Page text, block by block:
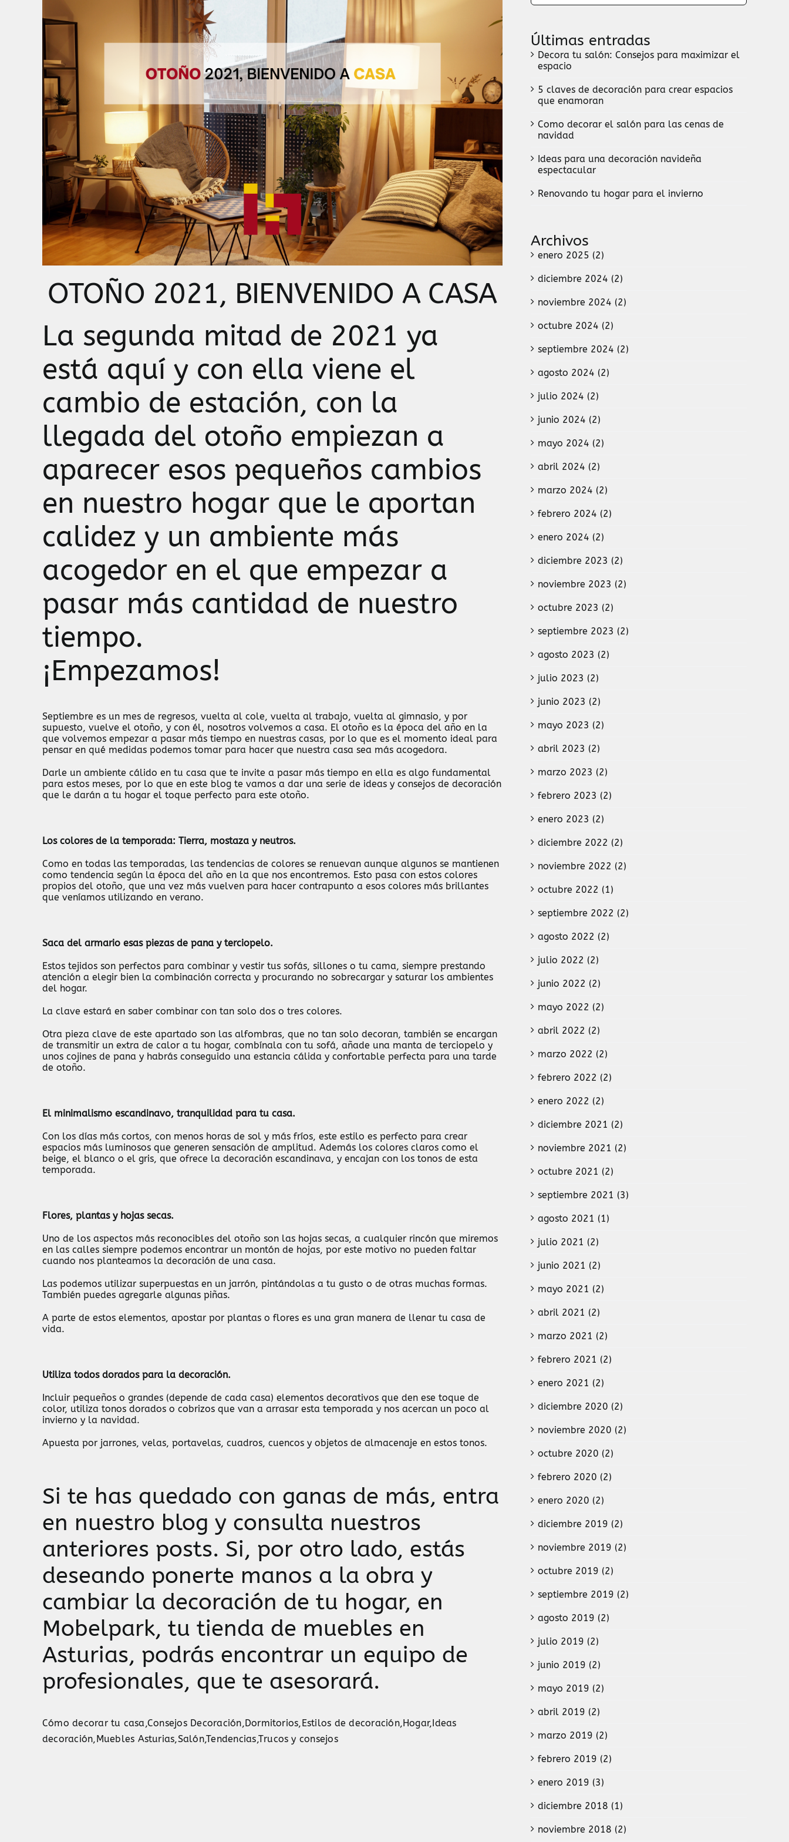
OTOÑO 2021, BIENVENIDO A CASA
La segunda mitad de 2021 ya
está aquí y con ella viene el
cambio de estación, con la
llegada del otoño empiezan a
aparecer esos pequeños cambios
en nuestro hogar que le aportan
calidez y un ambiente más
acogedor en el que empezar a
pasar más cantidad de nuestro
tiempo.
¡Empezamos!
Septiembre es un mes de regresos, vuelta al cole, vuelta al trabajo, vuelta al gimnasio, y por
supuesto, vuelve el otoño, y con él, nosotros volvemos a casa. El otoño es la época del año en la
que volvemos empezar a pasar más tiempo en nuestras casas, por lo que es el momento ideal para
pensar en qué medidas podemos tomar para hacer que nuestra casa sea más acogedora.
Darle un ambiente cálido en tu casa que te invite a pasar más tiempo en ella es algo fundamental
para estos meses, por lo que en este blog te vamos a dar una serie de ideas y consejos de decoración
que le darán a tu hogar el toque perfecto para este otoño.
Los colores de la temporada: Tierra, mostaza y neutros.
Como en todas las temporadas, las tendencias de colores se renuevan aunque algunos se mantienen
como tendencia según la época del año en la que nos encontremos. Esto pasa con estos colores
propios del otoño, que una vez más vuelven para hacer contrapunto a esos colores más brillantes
que veníamos utilizando en verano.
Saca del armario esas piezas de pana y terciopelo.
Estos tejidos son perfectos para combinar y vestir tus sofás, sillones o tu cama, siempre prestando
atención a elegir bien la combinación correcta y procurando no sobrecargar y saturar los ambientes
del hogar.
La clave estará en saber combinar con tan solo dos o tres colores.
Otra pieza clave de este apartado son las alfombras, que no tan solo decoran, también se encargan
de transmitir un extra de calor a tu hogar, combínala con tu sofá, añade una manta de terciopelo y
unos cojines de pana y habrás conseguido una estancia cálida y confortable perfecta para una tarde
de otoño.
El minimalismo escandinavo, tranquilidad para tu casa.
Con los días más cortos, con menos horas de sol y más fríos, este estilo es perfecto para crear
espacios más luminosos que generen sensación de amplitud. Además los colores claros como el
beige, el blanco o el gris, que ofrece la decoración escandinava, y encajan con los tonos de esta
temporada.
Flores, plantas y hojas secas.
Uno de los aspectos más reconocibles del otoño son las hojas secas, a cualquier rincón que miremos
en las calles siempre podemos encontrar un montón de hojas, por este motivo no pueden faltar
cuando nos planteamos la decoración de una casa.
Las podemos utilizar superpuestas en un jarrón, pintándolas a tu gusto o de otras muchas formas.
También puedes agregarle algunas piñas.
A parte de estos elementos, apostar por plantas o flores es una gran manera de llenar tu casa de
vida.
Utiliza todos dorados para la decoración.
Incluir pequeños o grandes (depende de cada casa) elementos decorativos que den ese toque de
color, utiliza tonos dorados o cobrizos que van a arrasar esta temporada y nos acercan un poco al
invierno y la navidad.
Apuesta por jarrones, velas, portavelas, cuadros, cuencos y objetos de almacenaje en estos tonos.
Si te has quedado con ganas de más, entra
en nuestro blog y consulta nuestros
anteriores posts. Si, por otro lado, estás
deseando ponerte manos a la obra y
cambiar la decoración de tu hogar, en
Mobelpark, tu tienda de muebles en
Asturias, podrás encontrar un equipo de
profesionales, que te asesorará.
Cómo decorar tu casa,Consejos Decoración,Dormitorios,Estilos de decoración,Hogar,Ideas
decoración,Muebles Asturias,Salón,Tendencias,Trucos y consejos
Últimas entradas
Decora tu salón: Consejos para maximizar el
espacio
5 claves de decoración para crear espacios
que enamoran
Como decorar el salón para las cenas de
navidad
Ideas para una decoración navideña
espectacular
Renovando tu hogar para el invierno
Archivos
enero 2025 (2)
diciembre 2024 (2)
noviembre 2024 (2)
octubre 2024 (2)
septiembre 2024 (2)
agosto 2024 (2)
julio 2024 (2)
junio 2024 (2)
mayo 2024 (2)
abril 2024 (2)
marzo 2024 (2)
febrero 2024 (2)
enero 2024 (2)
diciembre 2023 (2)
noviembre 2023 (2)
octubre 2023 (2)
septiembre 2023 (2)
agosto 2023 (2)
julio 2023 (2)
junio 2023 (2)
mayo 2023 (2)
abril 2023 (2)
marzo 2023 (2)
febrero 2023 (2)
enero 2023 (2)
diciembre 2022 (2)
noviembre 2022 (2)
octubre 2022 (1)
septiembre 2022 (2)
agosto 2022 (2)
julio 2022 (2)
junio 2022 (2)
mayo 2022 (2)
abril 2022 (2)
marzo 2022 (2)
febrero 2022 (2)
enero 2022 (2)
diciembre 2021 (2)
noviembre 2021 (2)
octubre 2021 (2)
septiembre 2021 (3)
agosto 2021 (1)
julio 2021 (2)
junio 2021 (2)
mayo 2021 (2)
abril 2021 (2)
marzo 2021 (2)
febrero 2021 (2)
enero 2021 (2)
diciembre 2020 (2)
noviembre 2020 (2)
octubre 2020 (2)
febrero 2020 (2)
enero 2020 (2)
diciembre 2019 (2)
noviembre 2019 (2)
octubre 2019 (2)
septiembre 2019 (2)
agosto 2019 (2)
julio 2019 (2)
junio 2019 (2)
mayo 2019 (2)
abril 2019 (2)
marzo 2019 (2)
febrero 2019 (2)
enero 2019 (3)
diciembre 2018 (1)
noviembre 2018 (2)